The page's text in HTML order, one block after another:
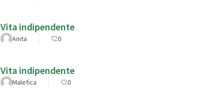
Vita indipendente
Anita 0
Vita indipendente
Malefica 0